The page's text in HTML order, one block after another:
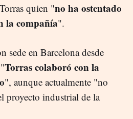
quien "no ha ostentado
la compañía".
sede en Barcelona desde
Torras colaboró con la
", aunque actualmente "no
proyecto industrial de la